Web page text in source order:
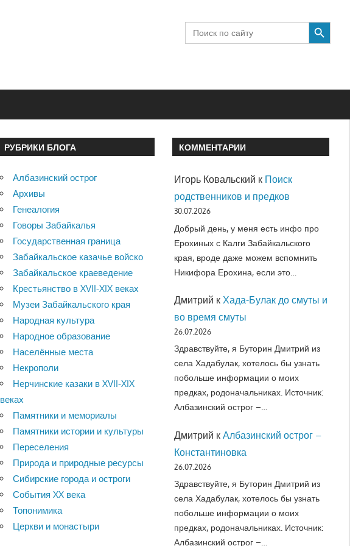
Search
for:
SEARCH BUTTON
РУБРИКИ БЛОГА
Албазинский острог
Архивы
Генеалогия
Говоры Забайкалья
Государственная граница
Забайкальское казачье войско
Забайкальское краеведение
Крестьянство в XVII-XIX веках
Музеи Забайкальского края
Народная культура
Народное образование
Населённые места
Некрополи
Нерчинские казаки в XVII-XIX
веках
Памятники и мемориалы
Памятники истории и культуры
Переселения
Природа и природные ресурсы
Сибирские города и остроги
События XX века
Топонимика
Церкви и монастыри
КОММЕНТАРИИ
Игорь Ковальский к Поиск
родственников и предков
30.07.2026
Добрый день, у меня есть инфо про
Ерохиных с Калги Забайкальского
края, вроде даже можем вспомнить
Никифора Ерохина, если это…
Дмитрий к Хада-Булак до смуты и
во время смуты
26.07.2026
Здравствуйте, я Буторин Дмитрий из
села Хадабулак, хотелось бы узнать
побольше информации о моих
предках, родоначальниках. Источник:
Албазинский острог –…
Дмитрий к Албазинский острог –
Константиновка
26.07.2026
Здравствуйте, я Буторин Дмитрий из
села Хадабулак, хотелось бы узнать
побольше информации о моих
предках, родоначальниках. Источник:
Албазинский острог –…